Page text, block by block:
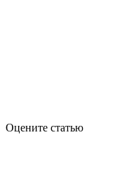
Оцените статью